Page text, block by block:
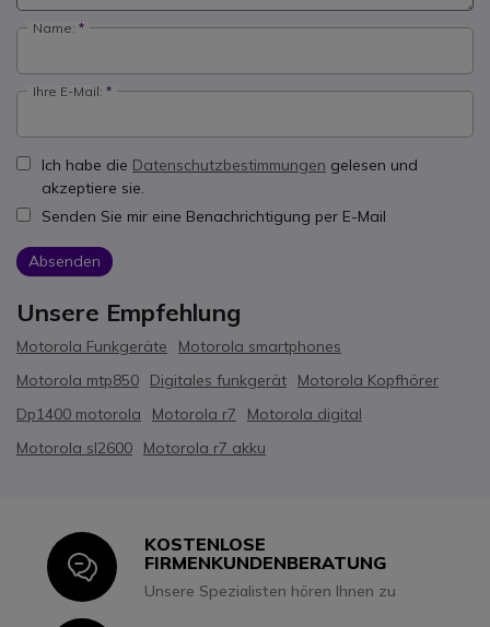
Name:
Ihre E-Mail:
Ich habe die Datenschutzbestimmungen gelesen und
akzeptiere sie.
Senden Sie mir eine Benachrichtigung per E-Mail
Absenden
Unsere Empfehlung
Motorola Funkgeräte
Motorola smartphones
Motorola mtp850
Digitales funkgerät
Motorola Kopfhörer
Dp1400 motorola
Motorola r7
Motorola digital
Motorola sl2600
Motorola r7 akku
Icon
KOSTENLOSE
FIRMENKUNDENBERATUNG
Unsere Spezialisten hören Ihnen zu